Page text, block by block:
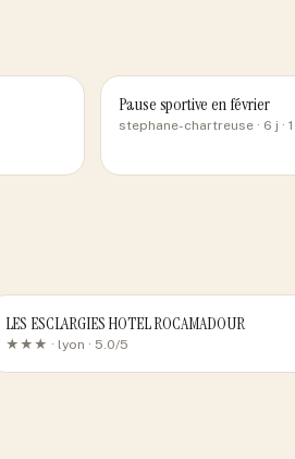
Pause sportive en février
stephane-chartreuse· 6 j ·
LES ESCLARGIES HOTEL ROCAMADOUR
★★★ · lyon · 5.0/5